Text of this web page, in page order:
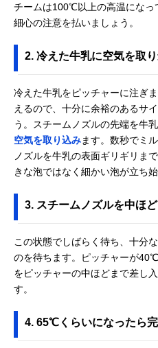
チームは100℃以上の高温になっ
細心の注意を払いましょう。
2. 冷えた牛乳に空気を取
冷えた牛乳をピッチャーに注ぎ
えるので、十分に余裕のあるサ
う。スチームノズルの先端を牛乳
空気を取り込みます。数秒でミ
ノズルを牛乳の表面ギリギリま
きな泡ではなく細かい泡が立ち
3. スチームノズルを中ほ
この状態でしばらく待ち、十分
のを待ちます。ピッチャーが
をピッチャーの中ほどまで差し
す。
4. 65℃くらいになったら